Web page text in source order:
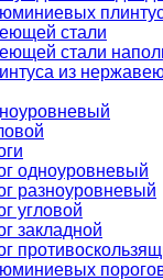
стали
стали
из
одноуровневый
разноуровневый
угловой
закладной